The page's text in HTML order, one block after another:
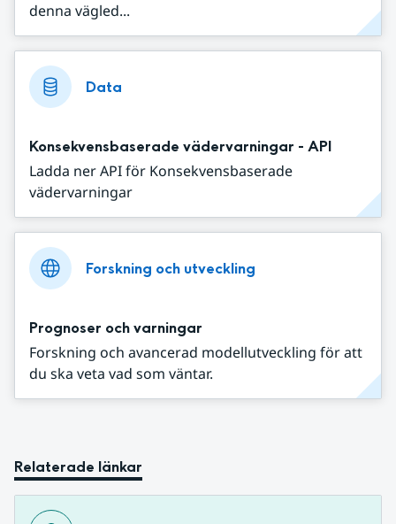
denna vägled...
Data
Konsekvensbaserade vädervarningar - API
Ladda ner API för Konsekvensbaserade
vädervarningar
Forskning och utveckling
Prognoser och varningar
Forskning och avancerad modellutveckling för att
du ska veta vad som väntar.
Relaterade länkar